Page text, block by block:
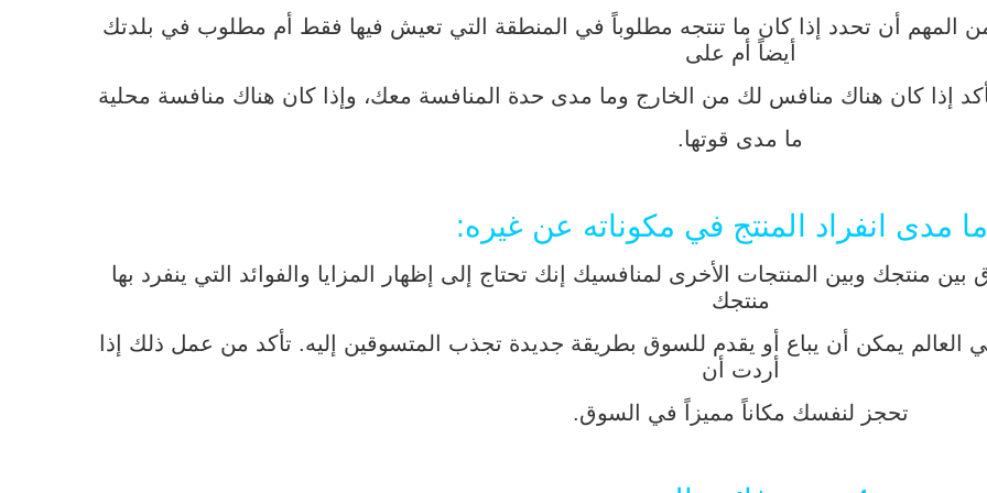
أن تحدد إذا كان ما تنتجه مطلوباً في المنطقة التي تعيش فيها فقط أم مطلوب في بلدتك
أيضاً أم على
إذا كان هناك منافس لك من الخارج وما مدى حدة المنافسة معك، وإذا كان هناك منافسة محلية
ما مدى قوتها.
منتجك وبين المنتجات الأخرى لمنافسيك إنك تحتاج إلى إظهار المزايا والفوائد التي ينفرد بها
منتجك
العالم يمكن أن يباع أو يقدم للسوق بطريقة جديدة تجذب المتسوقين إليه. تأكد من عمل ذلك إذا
أردت أن
تحجز لنفسك مكاناً مميزاً في السوق.